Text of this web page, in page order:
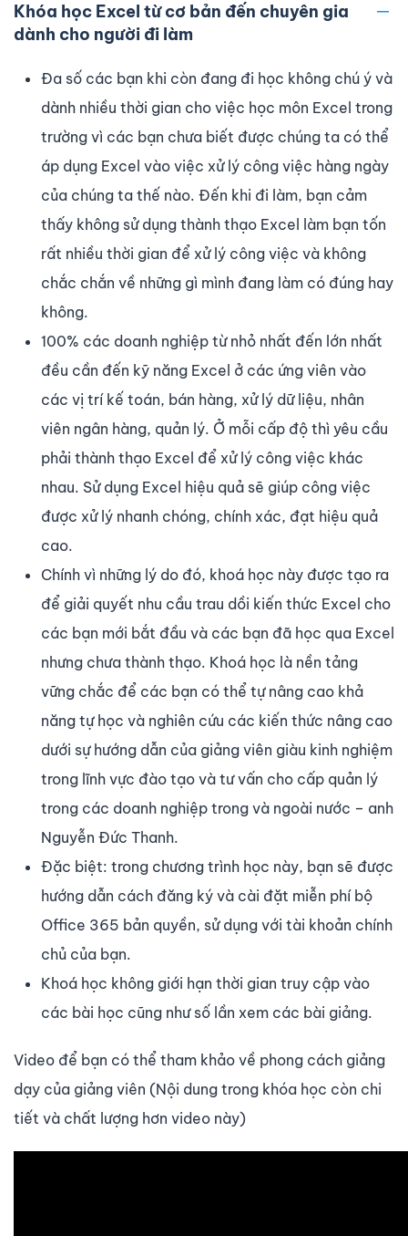
Khóa học Excel từ cơ bản đến chuyên gia
dành cho người đi làm
Đa số các bạn khi còn đang đi học không chú ý và
dành nhiều thời gian cho việc học môn Excel trong
trường vì các bạn chưa biết được chúng ta có thể
áp dụng Excel vào việc xử lý công việc hàng ngày
của chúng ta thế nào. Đến khi đi làm, bạn cảm
thấy không sử dụng thành thạo Excel làm bạn tốn
rất nhiều thời gian để xử lý công việc và không
chắc chắn về những gì mình đang làm có đúng hay
không.
100% các doanh nghiệp từ nhỏ nhất đến lớn nhất
đều cần đến kỹ năng Excel ở các ứng viên vào
các vị trí kế toán, bán hàng, xử lý dữ liệu, nhân
viên ngân hàng, quản lý. Ở mỗi cấp độ thì yêu cầu
phải thành thạo Excel để xử lý công việc khác
nhau. Sử dụng Excel hiệu quả sẽ giúp công việc
được xử lý nhanh chóng, chính xác, đạt hiệu quả
cao.
Chính vì những lý do đó, khoá học này được tạo ra
để giải quyết nhu cầu trau dồi kiến thức Excel cho
các bạn mới bắt đầu và các bạn đã học qua Excel
nhưng chưa thành thạo. Khoá học là nền tảng
vững chắc để các bạn có thể tự nâng cao khả
năng tự học và nghiên cứu các kiến thức nâng cao
dưới sự hướng dẫn của giảng viên giàu kinh nghiệm
trong lĩnh vực đào tạo và tư vấn cho cấp quản lý
trong các doanh nghiệp trong và ngoài nước – anh
Nguyễn Đức Thanh.
Đặc biệt: trong chương trình học này, bạn sẽ được
hướng dẫn cách đăng ký và cài đặt miễn phí bộ
Office 365 bản quyền, sử dụng với tài khoản chính
chủ của bạn.
Khoá học không giới hạn thời gian truy cập vào
các bài học cũng như số lần xem các bài giảng.
Video để bạn có thể tham khảo về phong cách giảng
dạy của giảng viên (Nội dung trong khóa học còn chi
tiết và chất lượng hơn video này)